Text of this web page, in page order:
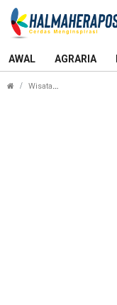
AWAL AGRARIA
Wisata